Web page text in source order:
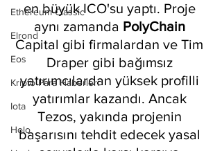
Ethereum Classic
Elrond
Eos
Kripto Para Haberleri
Iota
Holo
en büyük ICO'su yaptı. Proje
aynı zamanda PolyChain
Capital gibi firmalardan ve Tim
Draper gibi bağımsız
yatırımcılardan yüksek profilli
yatırımlar kazandı. Ancak
Tezos, yakında projenin
başarısını tehdit edecek yasal